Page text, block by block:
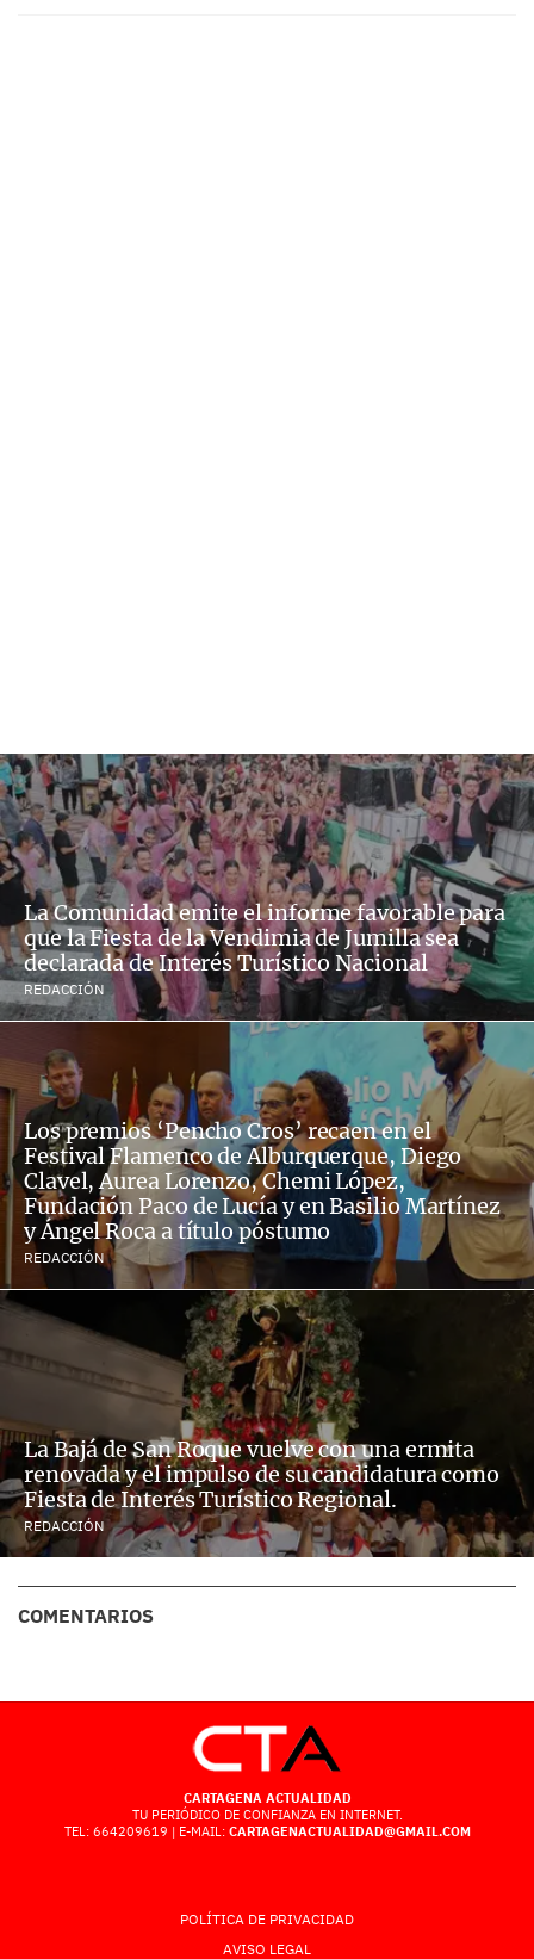
La Comunidad emite el informe favorable para
que la Fiesta de la Vendimia de Jumilla sea
declarada de Interés Turístico Nacional
REDACCIÓN
Los premios ‘Pencho Cros’ recaen en el
Festival Flamenco de Alburquerque, Diego
Clavel, Aurea Lorenzo, Chemi López,
Fundación Paco de Lucía y en Basilio Martínez
y Ángel Roca a título póstumo
REDACCIÓN
La Bajá de San Roque vuelve con una ermita
renovada y el impulso de su candidatura como
Fiesta de Interés Turístico Regional.
REDACCIÓN
COMENTARIOS
CARTAGENA ACTUALIDAD
TU PERIÓDICO DE CONFIANZA EN INTERNET.
TEL: 664209619 | E-MAIL: CARTAGENACTUALIDAD@GMAIL.COM
POLÍTICA DE PRIVACIDAD
AVISO LEGAL